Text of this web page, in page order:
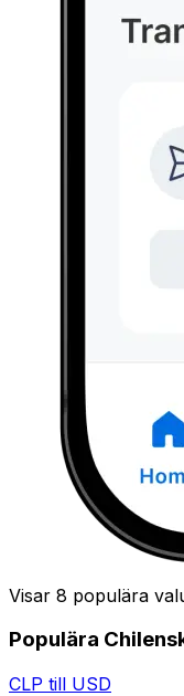
Visar 8 populära
Populära
CLP till USD